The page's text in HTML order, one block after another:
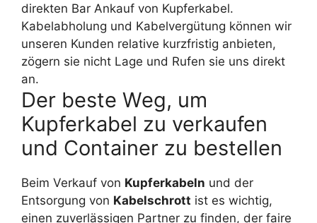
direkten Bar Ankauf von Kupferkabel.
Kabelabholung und Kabelvergütung können wir
unseren Kunden relative kurzfristig anbieten,
zögern sie nicht Lage und Rufen sie uns direkt
an.
Der beste Weg, um
Kupferkabel zu verkaufen
und Container zu bestellen
Beim Verkauf von Kupferkabeln und der
Entsorgung von Kabelschrott ist es wichtig,
einen zuverlässigen Partner zu finden, der faire